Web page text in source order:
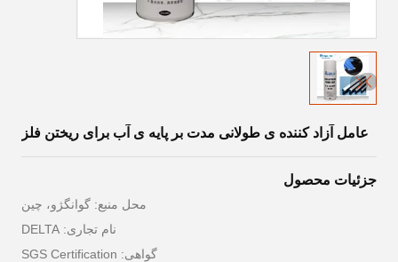
عامل آزاد کننده ی طولانی مدت بر پایه ی آب برای ریختن فلز
جزئیات محصول
محل منبع: گوانگژو، چین
نام تجاری: DELTA
گواهی: SGS Certification